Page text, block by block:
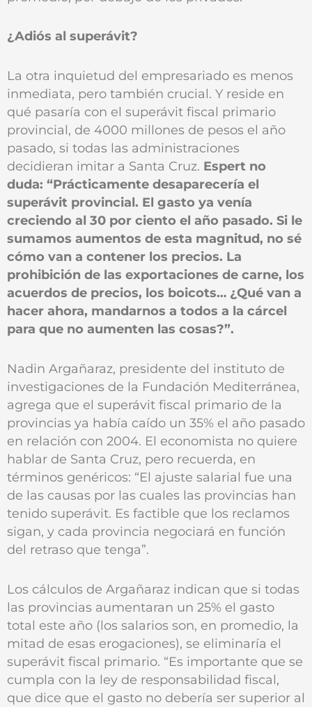
¿Adiós al superávit?
La otra inquietud del empresariado es menos
inmediata, pero también crucial. Y reside en
qué pasaría con el superávit fiscal primario
provincial, de 4000 millones de pesos el año
pasado, si todas las administraciones
decidieran imitar a Santa Cruz. Espert no
duda: “Prácticamente desaparecería el
superávit provincial. El gasto ya venía
creciendo al 30 por ciento el año pasado. Si le
sumamos aumentos de esta magnitud, no sé
cómo van a contener los precios. La
prohibición de las exportaciones de carne, los
acuerdos de precios, los boicots… ¿Qué van a
hacer ahora, mandarnos a todos a la cárcel
para que no aumenten las cosas?”.
Nadin Argañaraz, presidente del instituto de
investigaciones de la Fundación Mediterránea,
agrega que el superávit fiscal primario de la
provincias ya había caído un 35% el año pasado
en relación con 2004. El economista no quiere
hablar de Santa Cruz, pero recuerda, en
términos genéricos: “El ajuste salarial fue una
de las causas por las cuales las provincias han
tenido superávit. Es factible que los reclamos
sigan, y cada provincia negociará en función
del retraso que tenga”.
Los cálculos de Argañaraz indican que si todas
las provincias aumentaran un 25% el gasto
total este año (los salarios son, en promedio, la
mitad de esas erogaciones), se eliminaría el
superávit fiscal primario. “Es importante que se
cumpla con la ley de responsabilidad fiscal,
que dice que el gasto no debería ser superior al